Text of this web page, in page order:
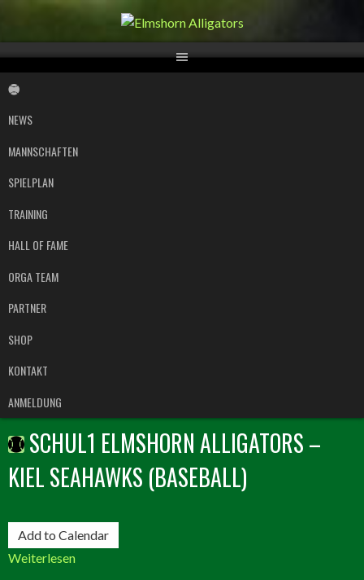
Inhalt
NEWS
MANNSCHAFTEN
SPIELPLAN
TRAINING
HALL OF FAME
ORGA TEAM
PARTNER
SHOP
KONTAKT
ANMELDUNG
SCHUL1 ELMSHORN ALLIGATORS –
KIEL SEAHAWKS (BASEBALL)
SCHUL1
Elmshorn
Add to Calendar
Weiterlesen